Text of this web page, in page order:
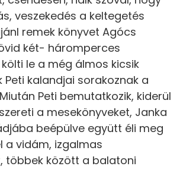
veszekedés a keltegetés
remek könyvet Agócs
két- háromperces
le a még álmos kicsik
Peti kalandjai sorakoznak a
Peti bemutatkozik, kiderül
a mesekönyveket, Janka
beépülve együtt éli meg
a vidám, izgalmas
többek között a balatoni